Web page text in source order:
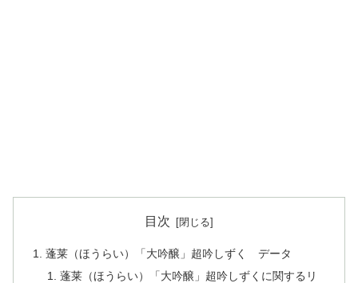
目次
蓬莱（ほうらい）「大吟醸」超吟しずく データ
蓬莱（ほうらい）「大吟醸」超吟しずくに関するリ